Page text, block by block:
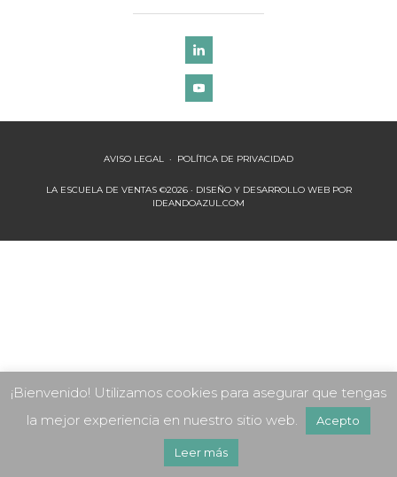
AVISO LEGAL · POLÍTICA DE PRIVACIDAD
LA ESCUELA DE VENTAS ©2026 · DISEÑO Y DESARROLLO WEB POR
IDEANDOAZUL.COM
¡Bienvenido! Utilizamos cookies para asegurar que tengas
la mejor experiencia en nuestro sitio web.
Acepto
Leer más